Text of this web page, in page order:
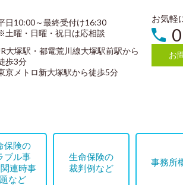
日10:00～最終受付け16:30
土曜・日曜・祝日は応相談
大塚駅・都電荒川線大塚駅前駅から
歩3分
京メトロ新大塚駅から徒歩5分
お気軽
お
保険の
ブル事
連時事
など
生命保険の
裁判例など
事務所